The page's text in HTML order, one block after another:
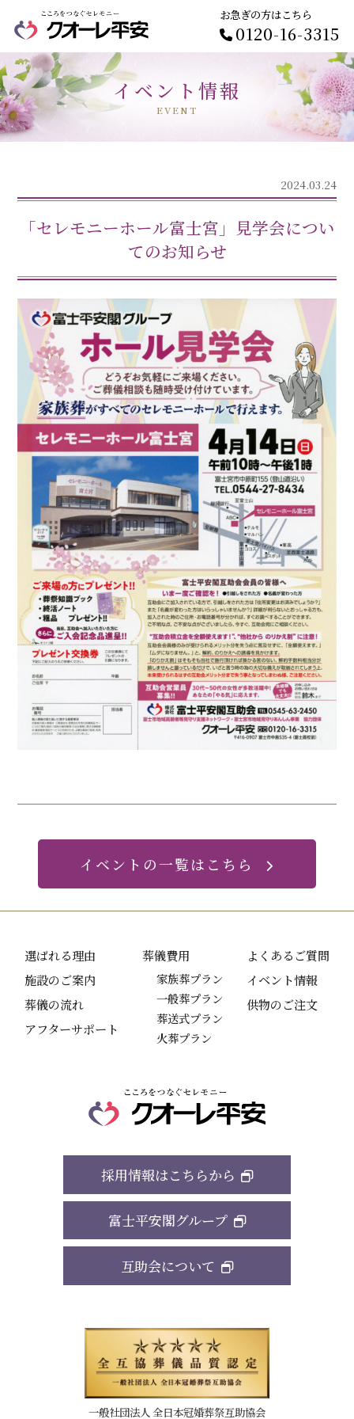
お急ぎの方はこちら
0120-16-3315
イベント情報
EVENT
2024.03.24
「セレモニーホール富士宮」見学会につい
てのお知らせ
イベントの一覧はこちら
採用情報はこちらから
富士平安閣グループ
互助会について
選ばれる理由
施設のご案内
葬儀の流れ
アフターサポート
葬儀費用
家族葬プラン
一般葬プラン
葬送式プラン
火葬プラン
よくあるご質問
イベント情報
供物のご注文
一般社団法人 全日本冠婚葬祭互助協会